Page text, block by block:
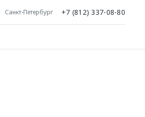
Санкт-Петербург +7 (812) 337-08-80